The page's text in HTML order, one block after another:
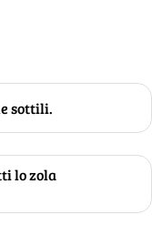
sottili.
lo zola